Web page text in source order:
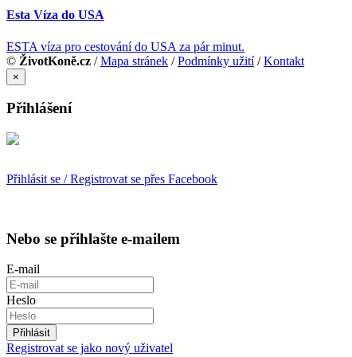
Esta Víza do USA
ESTA víza pro cestování do USA za pár minut.
© ŽivotKoně.cz /Mapa stránek /Podmínky užití/Kontakt
×
Přihlášení
Přihlásit se / Registrovat se přes Facebook
Nebo se přihlašte e-mailem
E-mail
Heslo
Přihlásit
Registrovat se jako nový uživatel